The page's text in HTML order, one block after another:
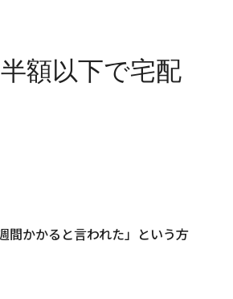
額以下で宅配
間かかると言われた」という方